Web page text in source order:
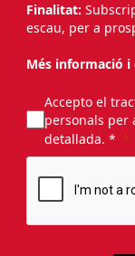
Finalitat:
escau, per a
Més informació i
Accepto el
personals
detallada. *